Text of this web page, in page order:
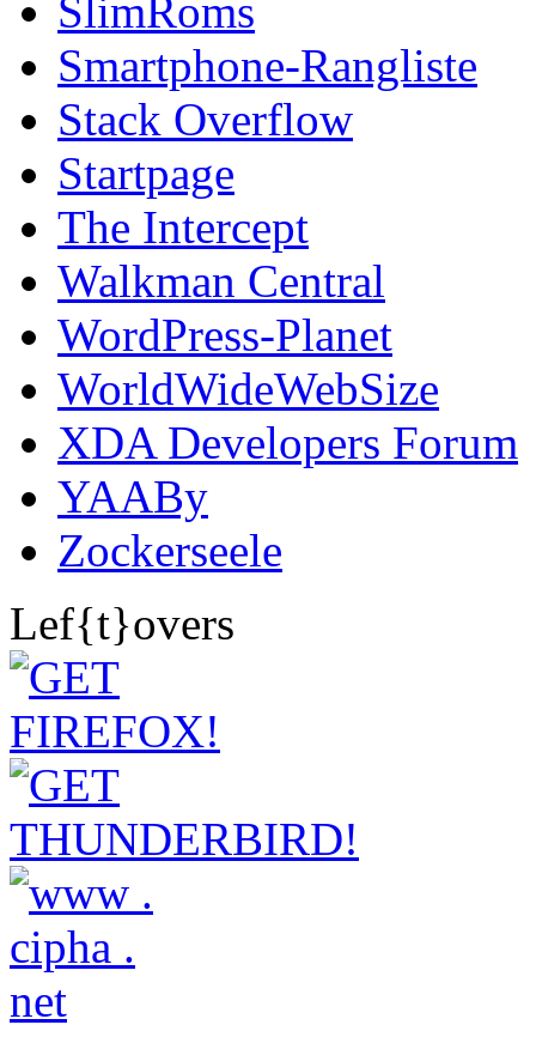
SlimRoms
Smartphone-Rangliste
Stack Overflow
Startpage
The Intercept
Walkman Central
WordPress-Planet
WorldWideWebSize
XDA Developers Forum
YAABy
Zockerseele
Lef{t}overs